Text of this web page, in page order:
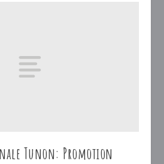
Tunon: Promotion